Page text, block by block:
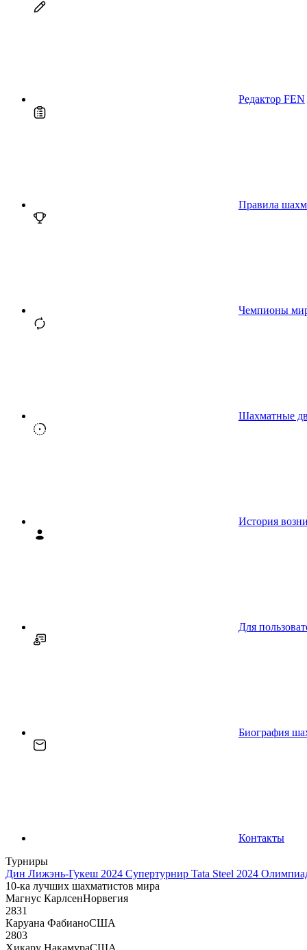
Редактор FEN
Правила
Чемпионы
Шахматные
История
Для
Биография
Контакты
Турниры
Дин Лижэнь-Гукеш 2024 Супертурнир Tata Steel 2024
10-ка лучших шахматистов мира
Магнус КарлсенНорвегия
2831
Каруана ФабианоСША
2803
Хикару НакамураСША